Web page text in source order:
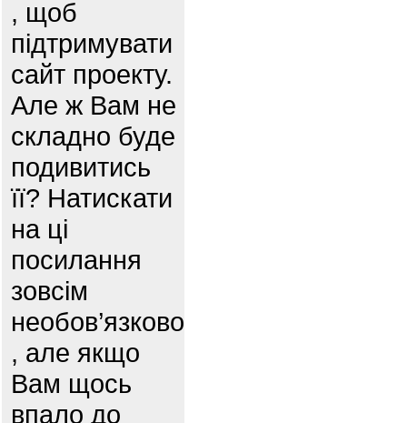
, щоб
підтримувати
сайт проекту.
Але ж Вам не
складно буде
подивитись
її? Натискати
на ці
посилання
зовсім
необов’язково
, але якщо
Вам щось
впало до